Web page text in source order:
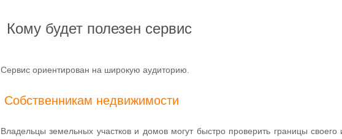
Кому будет полезен сервис
Сервис ориентирован на широкую аудиторию.
Собственникам недвижимости
Владельцы земельных участков и домов могут быстро проверить границы